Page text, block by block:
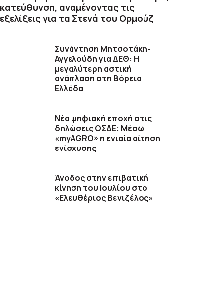
κατεύθυνση, αναμένοντας τις
εξελίξεις για τα Στενά του Ορμούζ
Συνάντηση Μητσοτάκη-
Αγγελούδη για ΔΕΘ: Η
μεγαλύτερη αστική
ανάπλαση στη Βόρεια
Ελλάδα
Νέα ψηφιακή εποχή στις
δηλώσεις ΟΣΔΕ: Μέσω
«myAGRO» η ενιαία αίτηση
ενίσχυσης
Άνοδος στην επιβατική
κίνηση του Ιουλίου στο
«Ελευθέριος Βενιζέλος»